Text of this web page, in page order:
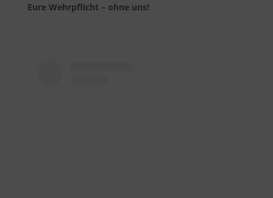
Eure Wehrpflicht – ohne uns!